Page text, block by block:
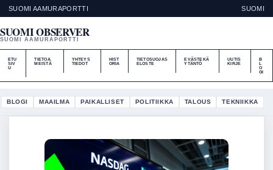
SUOMI AAMURAPORTTI SUOMI
SUOMI OBSERVER
SUOMI AAMURAPORTTI
ETU
SIV
U
TIETOA
MEISTÄ
YHTEYS
TIEDOT
HIST
ORIA
TIETOSUOJAS
ELOSTE
EVÄSTEKÄ
YTÄNTÖ
UUTIS
KIRJE
B
O
GI
BLOGI MAAILMA PAIKALLISET POLITIIKKA TALOUS TEKNIIKKA